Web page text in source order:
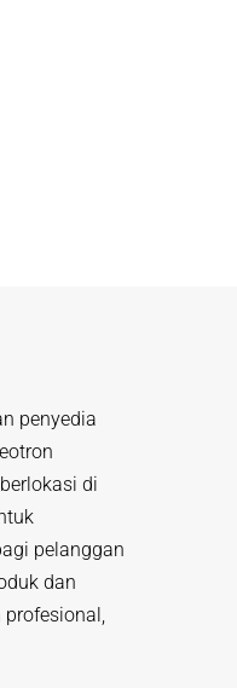
penyedia
di
pelanggan
dan